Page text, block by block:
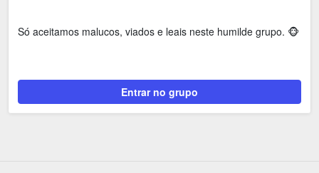
Só aceitamos malucos, viados e leais neste humilde grupo. 🐵
Entrar no grupo